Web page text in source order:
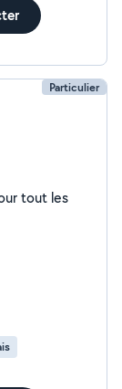
Particulier
tout les